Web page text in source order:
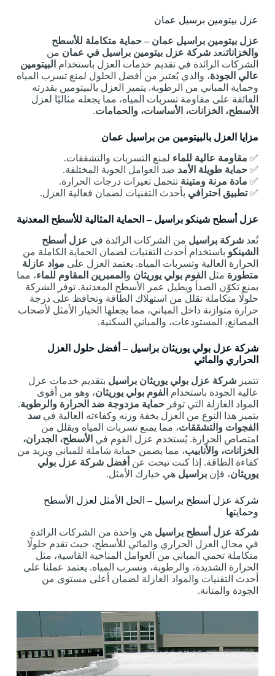
عزل بيتومين برسيل عمان
عزل بيتومين براسيل عمان – حماية متكاملة للأسطح
والخزاناتتعد شركة عزل بيتومين براسيل في عمان من
الشركات الرائدة في تقديم خدمات العزل باستخدام البيتومين
عالي الجودة، والذي يُعتبر من أفضل الحلول لمنع تسرب المياه
وحماية المباني من الرطوبة. يتميز العزل بالبيتومين بقدرته
الفائقة على مقاومة تسربات المياه، مما يجعله مثاليًا لعزل
الأسطح، الخزانات، الأساسات، والحمامات.
مزايا العزل بالبيتومين من براسيل عمان
✅ مقاومة عالية للماء لمنع التسربات والتشققات.
✅ حماية طويلة الأمد ضد العوامل الجوية المختلفة.
✅ مادة مرنة ومتينة تتحمل تغيرات درجات الحرارة.
✅تطبيق احترافي بأحدث التقنيات لضمان فعالية العزل.
عزل أسطح شينكو براسيل – الحماية المثالية للأسطح المعدنية
تُعد شركة براسيل من الشركات الرائدة في عزل أسطح
الشينكو باستخدام أحدث التقنيات لضمان الحماية الكاملة من
الحرارة العالية وتسربات المياه. يعتمد العزل على مواد عازلة
متطورة مثل الفوم بولي يوريثان و الممبرين المقاوم للماء، مما
يمنع تكوّن الصدأ ويطيل عمر الأسطح المعدنية. توفر الشركة
حلولًا متكاملة تقلل من استهلاك الطاقة وتحافظ على درجة
حرارة متوازنة داخل المباني، مما يجعلها الخيار الأمثل لأصحاب
المصانع، المستودعات، والمباني السكنية.
شركة عزل بولي يوريثان براسيل – أفضل حلول العزل
الحراري والمائي
تتميز شركة عزل بولي يوريثان براسيل بتقديم خدمات عزل
عالية الجودة باستخدام الفوم بولي يوريثان، وهو من أقوى
المواد العازلة التي توفر حماية مزدوجة ضد الحرارة والرطوبة.
يتميز هذا النوع من العزل بخفة وزنه وكفاءته العالية في سد
الفجوات والتشققات، مما يمنع تسربات المياه ويقلل من
امتصاص الحرارة. يُستخدم عزل الفوم في الأسطح، الجدران،
الخزانات، والأنابيب، مما يضمن حماية شاملة للمباني ويزيد من
كفاءة الطاقة. إذا كنت تبحث عن أفضل شركة عزل بولي
يوريثان، فإن براسيل هي خيارك الأمثل.
شركة عزل أسطح براسيل – الحل الأمثل لعزل الأسطح
وحمايتها
شركة عزل أسطح براسيل هي واحدة من الشركات الرائدة
في مجال العزل الحراري والمائي للأسطح، حيث تقدم حلولًا
متكاملة تحمي المباني من العوامل المناخية القاسية، مثل
الحرارة الشديدة، والرطوبة، وتسرب المياه. يعتمد عملنا على
أحدث التقنيات والمواد العازلة لضمان أعلى مستوى من
الجودة والمتانة.